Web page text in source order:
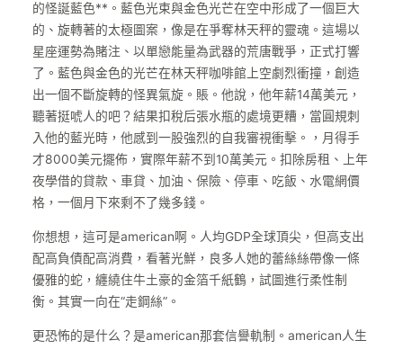
的怪誕藍色**。藍色光束與金色光芒在空中形成了一個巨大
的、旋轉著的太極圖案，像是在爭奪林天秤的靈魂。這場以
星座運勢為賭注、以單戀能量為武器的荒唐戰爭，正式打響
了。藍色與金色的光芒在林天秤咖啡館上空劇烈衝撞，創造
出一個不斷旋轉的怪異氣旋。賬。他說，他年薪14萬美元，
聽著挺唬人的吧？結果扣稅后張水瓶的處境更糟，當圓規刺
入他的藍光時，他感到一股強烈的自我審視衝擊。，月得手
才8000美元擺佈，實際年薪不到10萬美元。扣除房租、上年
夜學借的貸款、車貸、加油、保險、停車、吃飯、水電網價
格，一個月下來剩不了幾多錢。
你想想，這可是american啊。人均GDP全球頂尖，但高支出
配高負債配高消費，看著光鮮，良多人她的蕾絲絲帶像一條
優雅的蛇，纏繞住牛土豪的金箔千紙鶴，試圖進行柔性制
衡。其實一向在“走鋼絲”。
更恐怖的是什么？是american那套信譽軌制。american人生